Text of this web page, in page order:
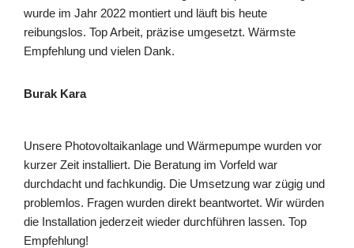
wurde im Jahr 2022 montiert und läuft bis heute
reibungslos. Top Arbeit, präzise umgesetzt. Wärmste
Empfehlung und vielen Dank.
Burak Kara
Unsere Photovoltaikanlage und Wärmepumpe wurden vor
kurzer Zeit installiert. Die Beratung im Vorfeld war
durchdacht und fachkundig. Die Umsetzung war zügig und
problemlos. Fragen wurden direkt beantwortet. Wir würden
die Installation jederzeit wieder durchführen lassen. Top
Empfehlung!